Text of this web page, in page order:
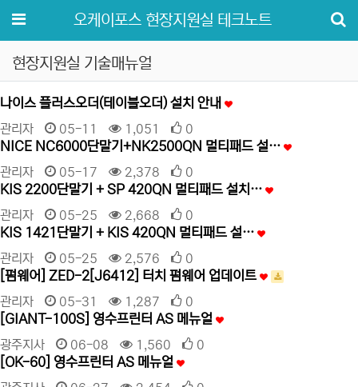
메뉴 오케이포스 현장지원실 테크노트
현장지원실 기술매뉴얼
나이스 플러스오더(테이블오더) 설치 안내
관리자 05-11 1,051 0
NICE NC6000단말기+NK2500QN 멀티패드 설…
관리자 05-17 2,378 0
KIS 2200단말기 + SP 420QN 멀티패드 설치…
관리자 05-25 2,668 0
KIS 1421단말기 + KIS 420QN 멀티패드 설…
관리자 05-25 2,576 0
[펌웨어] ZED-2[J6412] 터치 펌웨어 업데이트
관리자 05-31 1,287 0
[GIANT-100S] 영수프린터 AS 메뉴얼
광주지사 06-08 1,560 0
[OK-60] 영수프린터 AS 메뉴얼